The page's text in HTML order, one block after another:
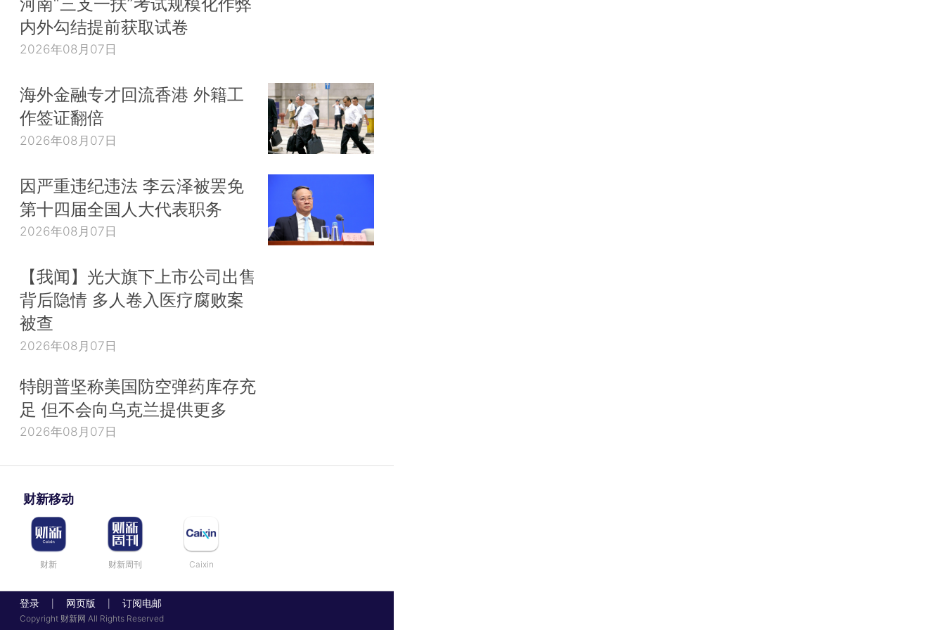
内外勾结提前获取试卷
2026年08月07日
海外金融专才回流香港 外籍工
作签证翻倍
2026年08月07日
因严重违纪违法 李云泽被罢免
第十四届全国人大代表职务
2026年08月07日
【我闻】光大旗下上市公司出售
背后隐情 多人卷入医疗腐败案
被查
2026年08月07日
特朗普坚称美国防空弹药库存充
足 但不会向乌克兰提供更多
2026年08月07日
财新移动
财新 财新周刊 Caixin
登录 网页版 订阅电邮
Copyright 财新网 All Rights Reserved